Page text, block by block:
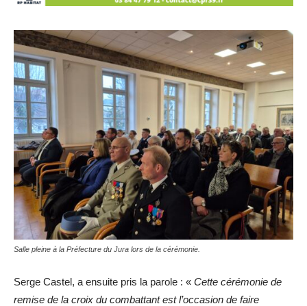
Salle pleine à la Préfecture du Jura lors de la cérémonie.
Serge Castel, a ensuite pris la parole : « Cette cérémonie de
remise de la croix du combattant est l’occasion de faire